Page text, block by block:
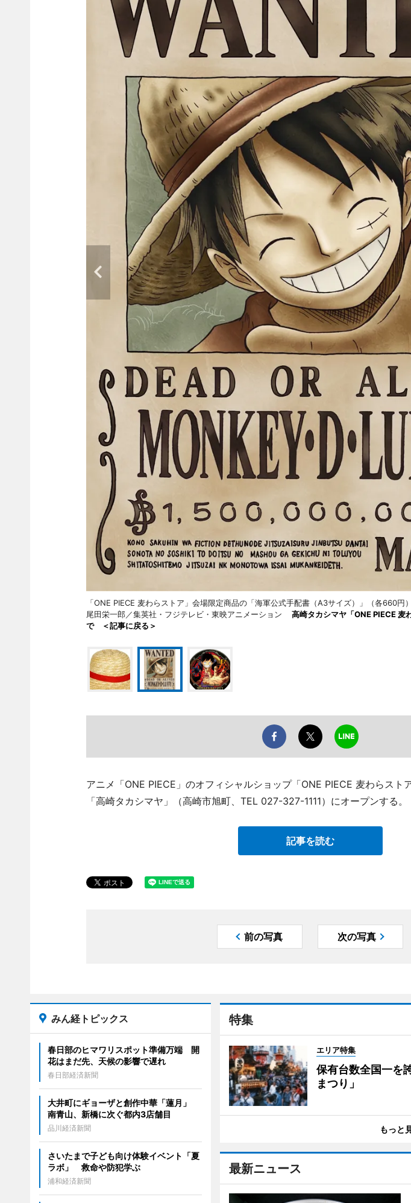
「ONE PIECE 麦わらストア」会場限定商品の「海軍公式手配書（A3サイズ）」（各660円
尾田栄一郎／集英社・フジテレビ・東映アニメーション
高崎タカシマヤ「ONE PIECE 麦
で ＜記事に戻る＞
アニメ「ONE PIECE」のオフィシャルショップ「ONE PIECE 麦わらスト
「高崎タカシマヤ」（高崎市旭町、TEL 027-327-1111）にオープンする。
記事を読む
前の写真 次の写真
特集
エリア特集
保有台数全国一を
まつり」
もっと
最新ニュース
みん経トピックス
春日部のヒマワリスポット準備万端 開
花はまだ先、天候の影響で遅れ
春日部経済新聞
大井町にギョーザと創作中華「蓮月」
南青山、新橋に次ぐ都内3店舗目
品川経済新聞
さいたまで子ども向け体験イベント「夏
ラボ」 救命や防犯学ぶ
浦和経済新聞